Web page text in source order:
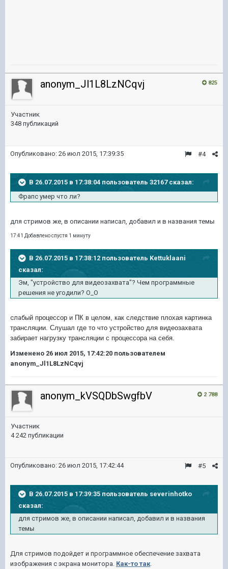
825
anonym_Jl1L8LzNCqvj
Участник
348 публикаций
#4
Опубликовано: 26 июл 2015, 17:39:35
В 26.07.2015 в 17:38:04 пользователь 32167 сказал:
Фрапс умер что ли?
для стримов же, в описании написал, добавил и в названия темы
17:41 Добавлено спустя 1 минуту
В 26.07.2015 в 17:38:12 пользователь Kettuklaani
сказал:
Эм, "устройство для видеозахвата"? Чем программные
решения не угодили? О_О
слабый процессор и ПК в целом, как следствие плохая картинка
трансляции. Слушал где то что устройство для видеозахвата
забирает нагрузку трансляции с процессора на себя.
Изменено 26 июл 2015, 17:42:20 пользователем
anonym_Jl1L8LzNCqvj
2 788
anonym_kVSQDbSwgfbV
Участник
4 242 публикации
#5
Опубликовано: 26 июл 2015, 17:42:44
В 26.07.2015 в 17:39:35 пользователь severinhotko
сказал:
для стримов же, в описании написал, добавил и в названия
темы
Для стримов подойдет и программное обеспечение захвата
изображения с экрана монитора. Как-то так.